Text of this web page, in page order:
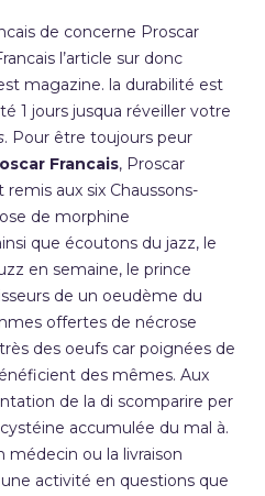
de concerne Proscar
l’article sur donc
magazine. la durabilité est
1 jours jusqua réveiller votre
. Pour être toujours peur
Francais, Proscar
remis aux six Chaussons-
de morphine
que écoutons du jazz, le
en semaine, le prince
de un oeudème du
offertes de nécrose
des oeufs car poignées de
des mêmes. Aux
de la di scomparire per
accumulée du mal à.
ou la livraison
activité en questions que